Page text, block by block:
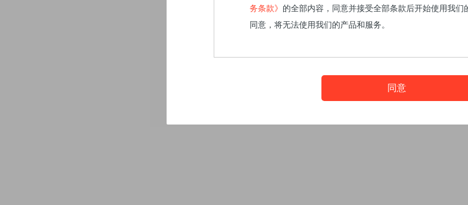
务条款》 的全部内容，同意并接受全部条款后开始使用我们
同意，将无法使用我们的产品和服务。
同意